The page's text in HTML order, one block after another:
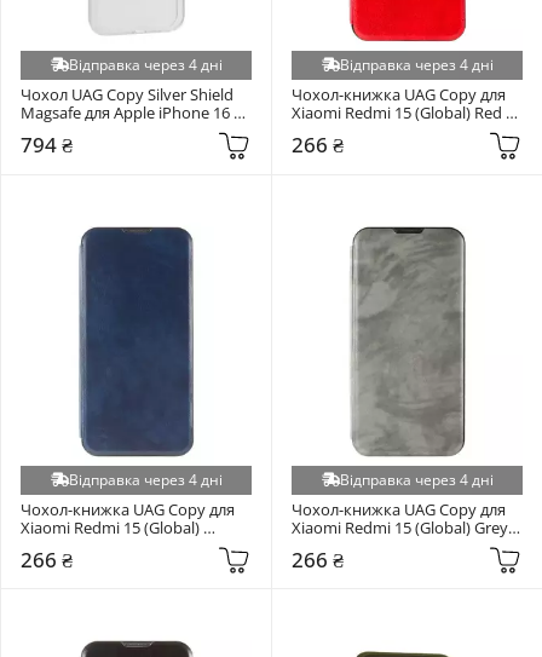
Відправка через 4 дні
Чохол UAG Copy Silver Shield
Magsafe для Apple iPhone 16
(6945102837)
794 ₴
Відправка через 4 дні
Чохол-книжка UAG Copy для
Xiaomi Redmi 15 (Global) Red
266 ₴
Відправка через 4 дні
Чохол-книжка UAG Copy для
Xiaomi Redmi 15 (Global)
266 ₴
Відправка через 4 дні
Чохол-книжка UAG Copy для
Xiaomi Redmi 15 (Global) Grey
266 ₴